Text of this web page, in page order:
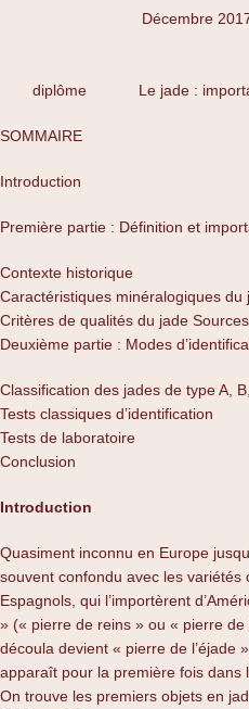
diplôme Le jade :
SOMMAIRE
Introduction
Première partie : Définition et
Contexte historique
Caractéristiques minéralogiques
Critères de qualités du jade Sources
Deuxième partie : Modes
Classification des jades de type A,
Tests classiques d’identification
Tests de laboratoire
Conclusion
Introduction
Quasiment inconnu en Europe
souvent confondu avec les
Espagnols, qui l’importèrent
» (« pierre de reins » ou « pierre
découla devient « pierre de l’éjade
apparaît pour la première fois dans
On trouve les premiers objets en